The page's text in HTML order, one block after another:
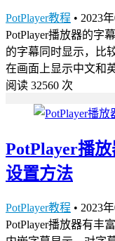
PotPlayer教程 • 2023
PotPlayer播放器的字
的字幕同时显示，比
在画面上显示中文和
阅读 32560 次
PotPlayer播
设置方法
PotPlayer教程 • 2023
PotPlayer播放器有丰